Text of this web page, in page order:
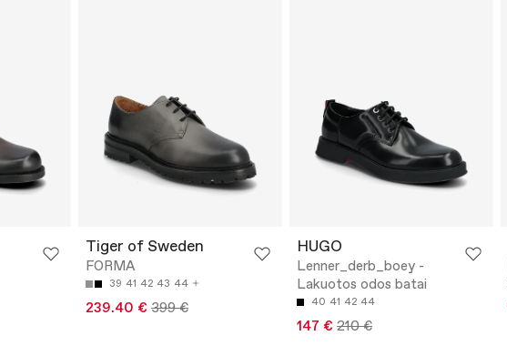
Tiger of Sweden
FORMA
39 41 42 43 44
239.40 € 399 €
HUGO
Lenner_derb_boey -
Lakuotos odos batai
40 41 42 44
147 € 210 €